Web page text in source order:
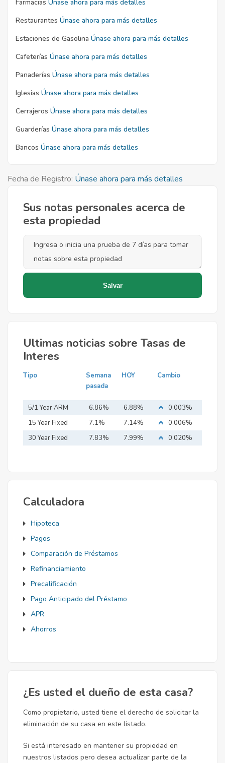
Farmacias Únase ahora para más detalles
Restaurantes Únase ahora para más detalles
Estaciones de Gasolina Únase ahora para más detalles
Cafeterías Únase ahora para más detalles
Panaderías Únase ahora para más detalles
Iglesias Únase ahora para más detalles
Cerrajeros Únase ahora para más detalles
Guarderías Únase ahora para más detalles
Bancos Únase ahora para más detalles
Fecha de Registro: Únase ahora para más detalles
Sus notas personales acerca de
esta propiedad
Ultimas noticias sobre Tasas de
Interes
Tipo
Semana
pasada
HOY Cambio
5/1 Year ARM 6.86% 6.88%
0,003%
15 Year Fixed
Mortgage
7.1% 7.14%
0,006%
30 Year Fixed
7.83% 7.99% 0,020%
Calculadora
Hipoteca
Pagos
Comparación de Préstamos
Refinanciamiento
Precalificación
Pago Anticipado del Préstamo
APR
Ahorros
¿Es usted el dueño de esta casa?
Como propietario, usted tiene el derecho de solicitar la
eliminación de su casa en este listado.
Si está interesado en mantener su propiedad en
nuestros listados pero desea actualizar parte de la